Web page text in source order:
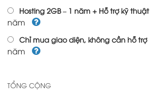
Hosting 2GB – 1 năm + Hỗ trợ kỹ thuật
năm
Chỉ mua giao diện, không cần hỗ trợ
năm
TỔNG CỘNG